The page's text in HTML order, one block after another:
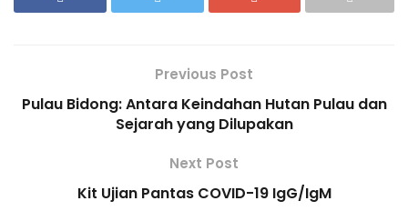
Previous Post
Pulau Bidong: Antara Keindahan Hutan Pulau dan
Sejarah yang Dilupakan
Next Post
Kit Ujian Pantas COVID-19 IgG/IgM